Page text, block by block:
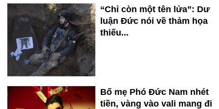
“Chỉ còn một tên lửa”: Dư
luận Đức nói về thảm họa
thiếu...
Bố mẹ Phó Đức Nam nhét
tiền, vàng vào vali mang đi